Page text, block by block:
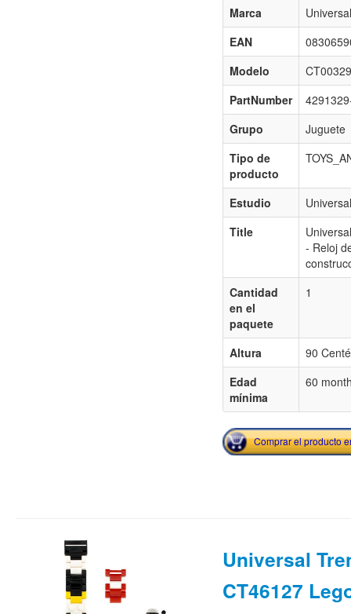
Marca
EAN
Modelo
CT00329
PartNumber
Grupo
Juguete
Tipo de
producto
Estudio
Title
- Reloj
Cantidad
en el
paquete
1
Altura
90
Edad
mínima
60
Comprar el producto
Universal
CT46127